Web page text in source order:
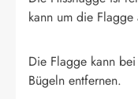
kann um die Flagge
Die Flagge kann
Bügeln entfernen.